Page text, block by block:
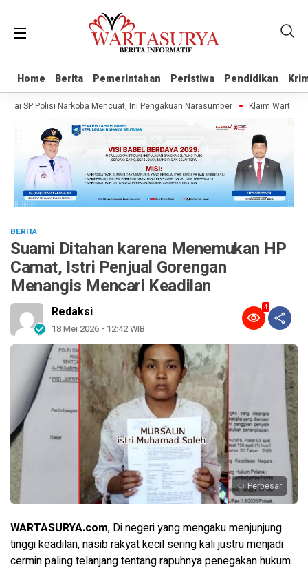
Home Berita Pemerintahan Peristiwa Pendidikan
Home Berita Pemerintahan Peristiwa Pendidikan
Polisi Narkoba Mencuat, Ini Pengakuan Narasumber Klaim Wartawan
BERITA
Suami Ditahan karena Menemukan HP
Camat, Istri Penjual Gorengan
Menangis Mencari Keadilan
Redaksi
18 Mei 2026 - 12:42 WIB
4
Perbesar
WARTASURYA.com, Di negeri yang mengaku menjunjung
tinggi keadilan, nasib rakyat kecil sering kali justru menjadi
cermin paling telanjang tentang rapuhnya penegakan hukum.